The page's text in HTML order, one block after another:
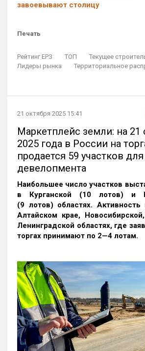
завоевывают столицу
Печать
Рейтинг ЕРЗ ТОП
Текущее
Лидеры рынка
Территориальное
21 октября 2025 15:41
Маркетплейс земли: на 21
2025 года в России на
продается 59 участков для
девелопмента
Наибольшее число участков
в Курганской (10 лотов) и
(9 лотов) областях.
Алтайском крае,
Ленинградской областях, где
торгах принимают по 2—4 лотам.